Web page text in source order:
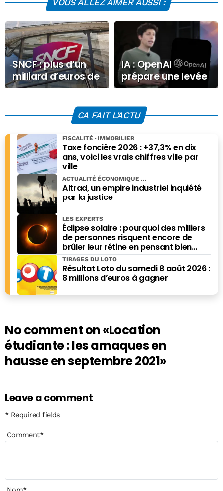
VOUS ALLEZ AIMER AUSSI :
SNCF : plus d’un
milliard d’euros de
bénéfices et une
IA : OpenAI
prépare une levée
de fonds géante
Nvidia et
Microsoft
CA FAIT L'ACTU
Taxe foncière 2026 : +37,3% en dix
ans, voici les vrais chiffres ville par
ville
FISCALITÉ IMMOBILIER
Altrad, un empire industriel inquiété
par la justice
ACTUALITÉ ÉCONOMIQUE
Éclipse solaire : pourquoi des milliers
de personnes risquent encore de
brûler leur rétine en pensant bien
faire
LES EXPERTS
Résultat Loto du samedi 8 août 2026 :
8 millions d’euros à gagner
TIRAGES DU LOTO
No comment on«Location
étudiante : les arnaques en
hausse en septembre 2021»
Leave a comment
* Required fields
Comment*